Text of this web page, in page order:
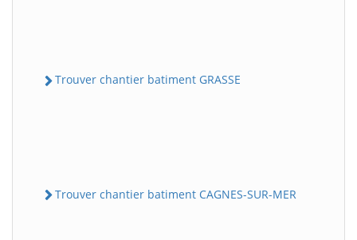
Trouver chantier batiment GRASSE
Trouver chantier batiment CAGNES-SUR-MER